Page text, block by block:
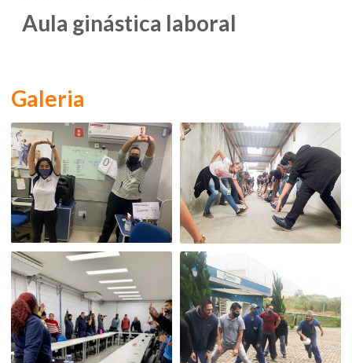
Aula ginástica laboral
Galeria